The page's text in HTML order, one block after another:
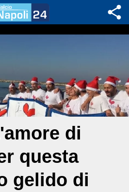
di
questa
gelido di